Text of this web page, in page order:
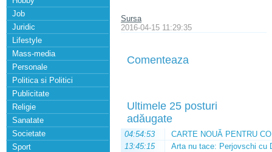
Job
Juridic
Lifestyle
Mass-media
Personale
Politica si Politici
Publicitate
Religie
Sanatate
Societate
Sport
Sursa
2016-04-15 11:29:35
Comenteaza
Ultimele 25 posturi
adăugate
04:54:53
CARTE NOUĂ PENTRU
13:45:15
Arta nu tace: Perjovschi cu